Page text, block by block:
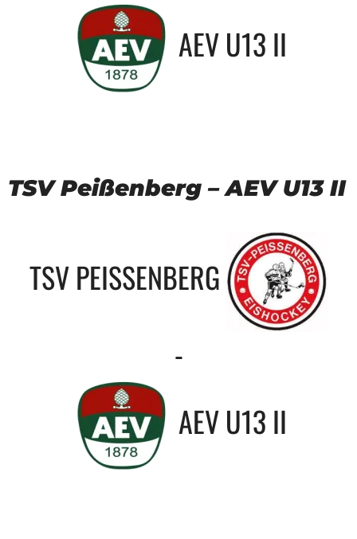
AEV U13 II
TSV Peißenberg – AEV U13 II
TSV PEISSENBERG
-
AEV U13 II